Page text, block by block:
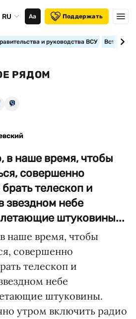
RU Аа Поддержать
и руководства ВСУ
РЯДОМ
в наше время, чтобы
совершенно
телескоп и
звездном небе
штуковины...
наше время, чтобы
совершенно
телескоп и
небе
штуковины.
утром включить радио